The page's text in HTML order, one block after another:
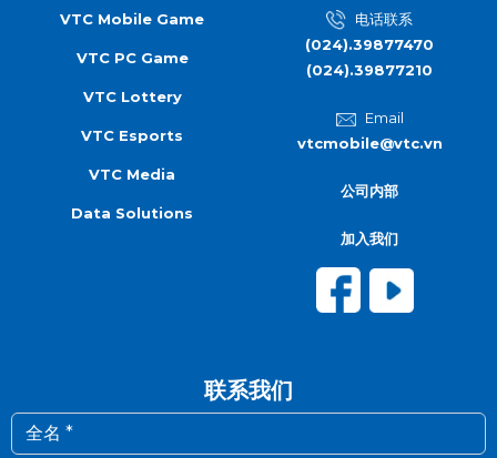
VTC Mobile Game
VTC PC Game
VTC Lottery
VTC Esports
VTC Media
Data Solutions
电话联系
(024).39877470
(024).39877210
Email
vtcmobile@vtc.vn
公司内部
加入我们
联系我们